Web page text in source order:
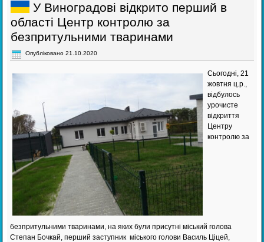
У Виноградові відкрито перший в
області Центр контролю за
безпритульними тваринами
Опубліковано 21.10.2020
Сьогодні, 21
жовтня ц.р.,
відбулось
урочисте
відкриття
Центру
контролю за
безпритульними тваринами, на яких були присутні міський голова
Степан Бочкай, перший заступник міського голови Василь Ціцей,